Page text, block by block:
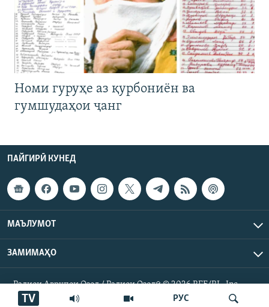
РУС
TV
Номи гуруҳе аз қурбониён ва
гумшудаҳои ҷанг
ПАЙГИРӢ КУНЕД
МАЪЛУМОТ
ЗАМИМАҲО
Радиои Аврупои Озод / Радиои Озодӣ © 2026 RFE/RL. Inc.
Ҳамаи ҳуқуқ маҳфуз аст.